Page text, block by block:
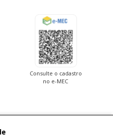
Consulte o cadastro
no e-MEC